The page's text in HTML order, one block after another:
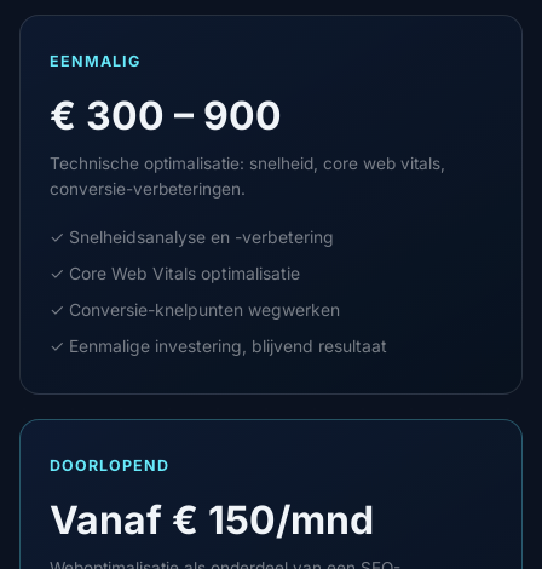
EENMALIG
€ 300 – 900
Technische optimalisatie: snelheid, core web vitals,
conversie-verbeteringen.
✓ Snelheidsanalyse en -verbetering
✓ Core Web Vitals optimalisatie
✓ Conversie-knelpunten wegwerken
✓ Eenmalige investering, blijvend resultaat
DOORLOPEND
Vanaf € 150/mnd